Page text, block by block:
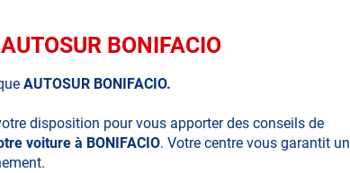
BONIFACIO
AUTOSUR BONIFACIO.
disposition pour vous apporter des conseils de
voiture à BONIFACIO. Votre centre vous garantit un